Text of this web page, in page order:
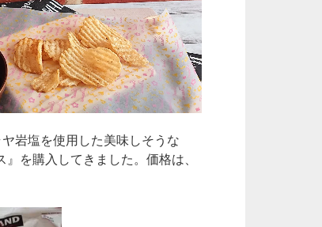
岩塩を使用した美味しそうな
を購入してきました。価格は、